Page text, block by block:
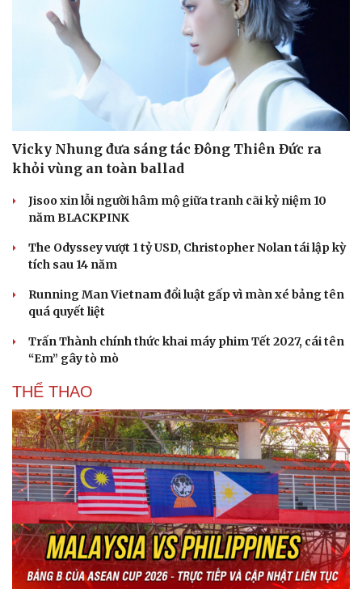
Vicky Nhung đưa sáng tác Đông Thiên Đức ra
khỏi vùng an toàn ballad
Jisoo xin lỗi người hâm mộ giữa tranh cãi kỷ niệm 10
năm BLACKPINK
The Odyssey vượt 1 tỷ USD, Christopher Nolan tái lập kỳ
tích sau 14 năm
Running Man Vietnam đổi luật gấp vì màn xé bảng tên
quá quyết liệt
Trấn Thành chính thức khai máy phim Tết 2027, cái tên
“Em” gây tò mò
THỂ THAO